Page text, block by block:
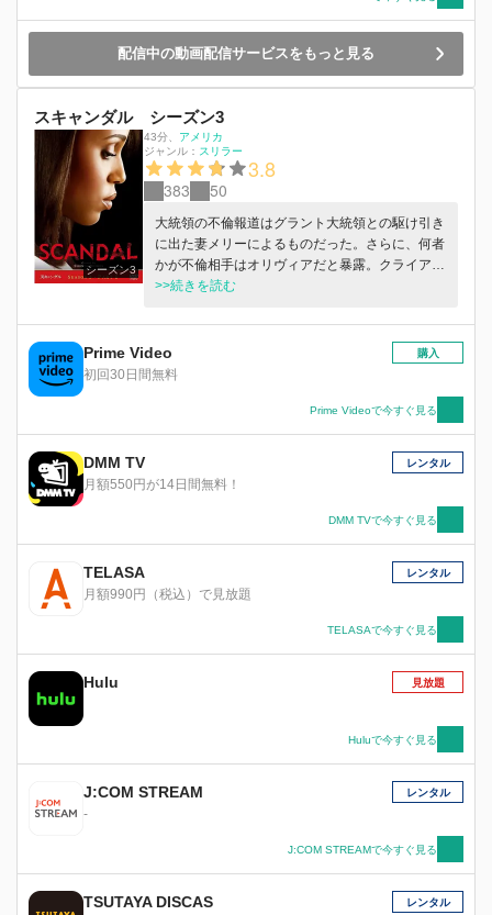
配信中の動画配信サービスをもっと見る
スキャンダル シーズン3
シーズン3
43分
アメリカ
ジャンル： スリラー
3.8
383 50
大統領の不倫報道はグラント大統領との駆け引き
に出た妻メリーによるものだった。さらに、何者
かが不倫相手はオリヴィアだと暴露。クライアン
トを次々と失ったオリヴィアは窮地へ陥る。そん
の愛人は広報担当のジニーンだという情報が流
れ、オリヴィアは救われるが、大統領の愛人に仕
立てられたジニーンは、事態の収拾をオリヴィア
たオリヴィアは、大統領の部下ジェイクのアプロ
ーチに心が揺れ始める。 さらに、謎に満ちたオ
リヴィアの両親の驚愕の秘密が次第に明らかにな
ってきた。父はCIAの秘密部隊B613のリーダー
で、死んだはずの母マヤは、凶悪テロリストとし
てB613に22年間監禁されていた！？その事件に
グラント大統領が関与した形跡が…。オリヴィア
た。 --------------------------------------------------- スキ
ャンダル シーズン3 Part1 4,700円＋税 発売
(C) 2015 ABC Studios. -----------------------------------
>>続きを読む
Prime Video
初回30日間無料
購入
Prime Videoで今すぐ見る
DMM TV
月額550円が14日間無料！
レンタル
DMM TVで今すぐ見る
TELASA
月額990円（税込）で見放題
レンタル
TELASAで今すぐ見る
Hulu 見放題
Huluで今すぐ見る
J:COM STREAM
-
レンタル
J:COM STREAMで今すぐ見る
TSUTAYA DISCAS レンタル